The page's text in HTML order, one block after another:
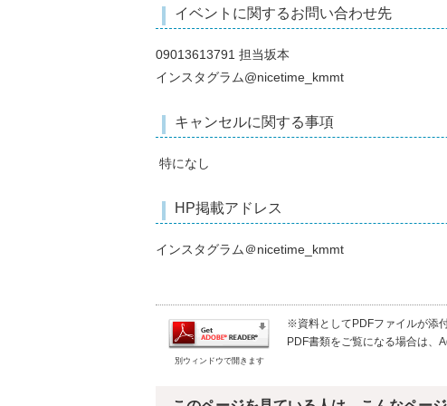
イベントに関するお問い合わせ先
09013613791 担当坂本
インスタグラム@nicetime_kmmt
キャンセルに関する事項
特になし
HP掲載アドレス
インスタグラム＠nicetime_kmmt
別ウィンドウで開きます
※資料としてPDFファイルが添
PDF書類をご覧になる場合は、